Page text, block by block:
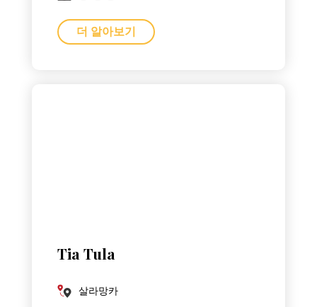
더 알아보기
Tia Tula
살라망카